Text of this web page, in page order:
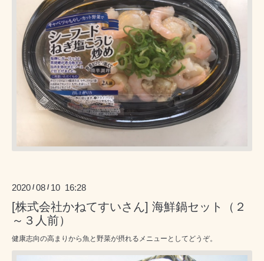
2020 /08 / 10 16:28
[株式会社かねてすいさん] 海鮮鍋セット（２
～３人前）
健康志向の高まりから魚と野菜が摂れるメニューとしてどうぞ。